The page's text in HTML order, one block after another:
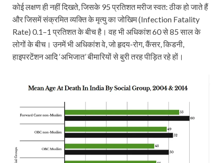
कोई लक्षण ही नहीं दिखते, जिसके 95 प्रतिशत मरीज स्वत: ठीक हो जाते हैं
और जिसमें संक्रमित व्यक्ति के मृत्यु का जोखिम (Infection Fatality
Rate) 0.1–1 प्रतिशत के बीच है। वह भी अधिकांश 60 से 85 साल के
लोगों के बीच। उनमें भी अधिकांश वे, जो हृदय-रोग, कैंसर, किडनी,
हाइपरटेंशन आदि ‘अभिजात’ बीमारियों से बुरी तरह पीड़ित रहे हों।